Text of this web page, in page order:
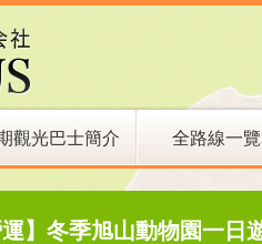
觀光巴士簡介 全路線一
運】冬季旭山動物園一